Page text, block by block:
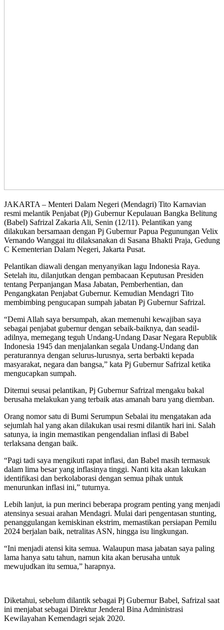
JAKARTA – Menteri Dalam Negeri (Mendagri) Tito Karnavian
resmi melantik Penjabat (Pj) Gubernur Kepulauan Bangka Belitung
(Babel) Safrizal Zakaria Ali, Senin (12/11). Pelantikan yang
dilakukan bersamaan dengan Pj Gubernur Papua Pegunungan Velix
Vernando Wanggai itu dilaksanakan di Sasana Bhakti Praja, Gedung
C Kementerian Dalam Negeri, Jakarta Pusat.
Pelantikan diawali dengan menyanyikan lagu Indonesia Raya.
Setelah itu, dilanjutkan dengan pembacaan Keputusan Presiden
tentang Perpanjangan Masa Jabatan, Pemberhentian, dan
Pengangkatan Penjabat Gubernur. Kemudian Mendagri Tito
membimbing pengucapan sumpah jabatan Pj Gubernur Safrizal.
“Demi Allah saya bersumpah, akan memenuhi kewajiban saya
sebagai penjabat gubernur dengan sebaik-baiknya, dan seadil-
adilnya, memegang teguh Undang-Undang Dasar Negara Republik
Indonesia 1945 dan menjalankan segala Undang-Undang dan
peraturannya dengan selurus-lurusnya, serta berbakti kepada
masyarakat, negara dan bangsa,” kata Pj Gubernur Safrizal ketika
mengucapkan sumpah.
Ditemui seusai pelantikan, Pj Gubernur Safrizal mengaku bakal
berusaha melakukan yang terbaik atas amanah baru yang diemban.
Orang nomor satu di Bumi Serumpun Sebalai itu mengatakan ada
sejumlah hal yang akan dilakukan usai resmi dilantik hari ini. Salah
satunya, ia ingin memastikan pengendalian inflasi di Babel
terlaksana dengan baik.
“Pagi tadi saya mengikuti rapat inflasi, dan Babel masih termasuk
dalam lima besar yang inflasinya tinggi. Nanti kita akan lakukan
identifikasi dan berkolaborasi dengan semua pihak untuk
menurunkan inflasi ini,” tuturnya.
Lebih lanjut, ia pun merinci beberapa program penting yang menjadi
atensinya sesuai arahan Mendagri. Mulai dari pengentasan stunting,
penanggulangan kemiskinan ekstrim, memastikan persiapan Pemilu
2024 berjalan baik, netralitas ASN, hingga isu lingkungan.
“Ini menjadi atensi kita semua. Walaupun masa jabatan saya paling
lama hanya satu tahun, namun kita akan berusaha untuk
mewujudkan itu semua,” harapnya.
Diketahui, sebelum dilantik sebagai Pj Gubernur Babel, Safrizal saat
ini menjabat sebagai Direktur Jenderal Bina Administrasi
Kewilayahan Kemendagri sejak 2020.